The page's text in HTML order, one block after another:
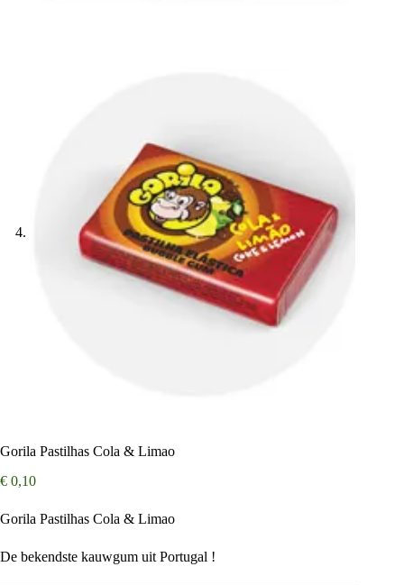
Gorila Pastilhas Cola & Limao
€ 0,10
Gorila Pastilhas Cola & Limao
De bekendste kauwgum uit Portugal !